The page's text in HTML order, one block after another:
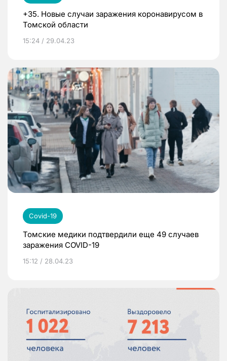
+35. Новые случаи заражения коронавирусом в
Томской области
15:24 / 29.04.23
Covid-19
Томские медики подтвердили еще 49 случаев
заражения COVID-19
15:12 / 28.04.23